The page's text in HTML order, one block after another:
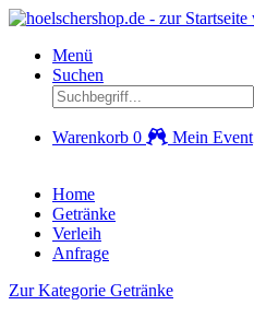
Menü
Suchen
Warenkorb 0 Mein Event
Home
Getränke
Verleih
Anfrage
Zur Kategorie Getränke